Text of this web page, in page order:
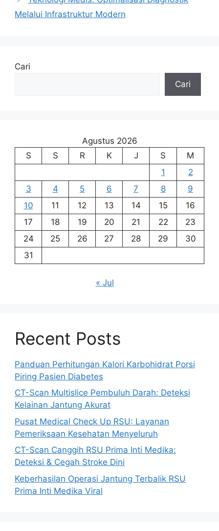
Melalui Infrastruktur Modern
Cari
Cari
Agustus 2026
S
S R K J S
M
1
2
3
4 5 6 7 8
9
10
11 12 13 14 15
16
17
18 19 20 21 22
23
24
25 26 27 28 29
30
31
« Jul
Recent Posts
Panduan Perhitungan Kalori Karbohidrat Porsi
Piring Pasien Diabetes
CT-Scan Multislice Pembuluh Darah: Deteksi
Kelainan Jantung Akurat
Pusat Medical Check Up RSU: Layanan
Pemeriksaan Kesehatan Menyeluruh
CT-Scan Canggih RSU Prima Inti Medika:
Deteksi & Cegah Stroke Dini
Keberhasilan Operasi Jantung Terbalik RSU
Prima Inti Medika Viral